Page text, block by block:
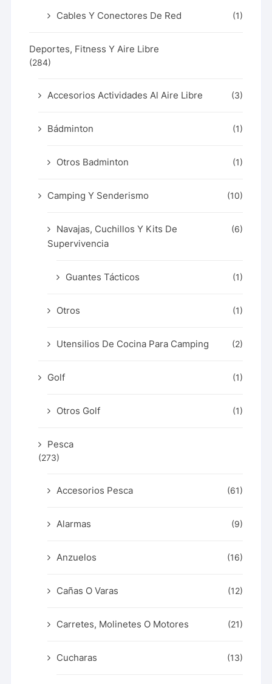
Cables Y Conectores De Red (1)
Deportes, Fitness Y Aire Libre
(284)
Accesorios Actividades Al Aire Libre (3)
Bádminton (1)
Otros Badminton (1)
Camping Y Senderismo (10)
Navajas, Cuchillos Y Kits De
Supervivencia
(6)
Guantes Tácticos (1)
Otros (1)
Utensilios De Cocina Para Camping (2)
Golf (1)
Otros Golf (1)
Pesca
(273)
Accesorios Pesca (61)
Alarmas (9)
Anzuelos (16)
Cañas O Varas (12)
Carretes, Molinetes O Motores (21)
Cucharas (13)